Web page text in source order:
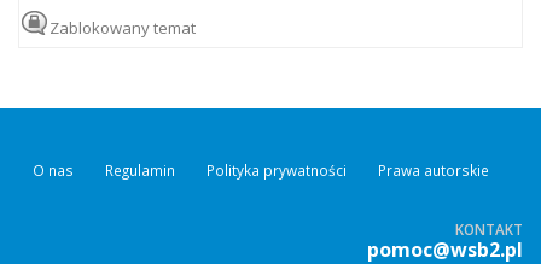
Zablokowany temat
O nas Regulamin Polityka prywatności Prawa autorskie
KONTAKT
pomoc@wsb2.pl